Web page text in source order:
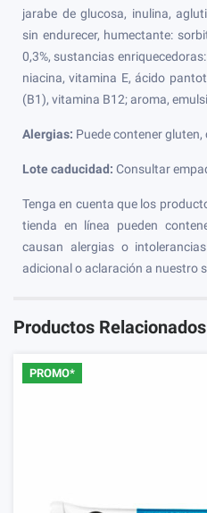
jarabe de glucosa, inulina,
sin endurecer, humectante:
0,3%, sustancias
niacina, vitamina E, ácido
(B1), vitamina B12; aroma,
Alergias: Puede contener
Lote caducidad: Consultar
Tenga en cuenta que los
tienda en línea pueden
causan alergias o
adicional o aclaración a nuestro
Productos Relacionados
PROMO*